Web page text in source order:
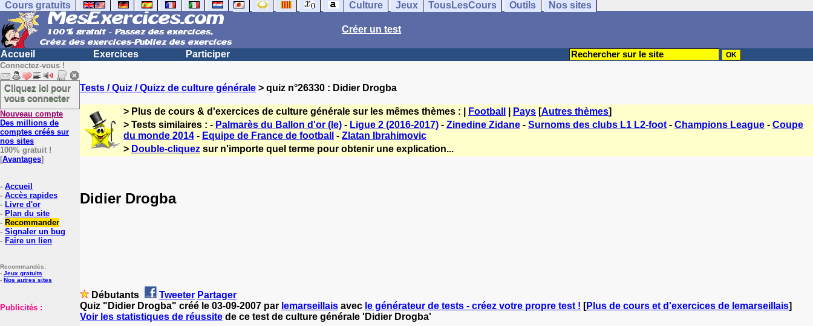
Cours gratuits Culture Jeux TousLesCours Outils Nos sites
Créer un test
Accueil Exercices Participer
Connectez-vous !
Cliquez ici pour
vous connecter
Nouveau compte
Des millions de
comptes créés sur
nos sites
100% gratuit !
[Avantages]
- Accueil
- Accès rapides
- Livre d'or
- Plan du site
- Recommander
- Signaler un bug
- Faire un lien
Recommandés:
- Jeux gratuits
- Nos autres sites
Publicités :
Tests / Quiz / Quizz de culture générale > quiz n°26330 : Didier Drogba
> Plus de cours & d'exercices de culture générale sur les mêmes thèmes : | Football Pays [Autres thèmes]
> Tests similaires : - Palmarès du Ballon d'or (le) - Ligue 2 (2016-2017) - Zinedine Zidane - Surnoms des clubs L1 L2-foot - Champions League - Coupe
du monde 2014 - Equipe de France de football - Zlatan Ibrahimovic
> Double-cliquez sur n'importe quel terme pour obtenir une explication...
Didier Drogba
Débutants Tweeter Partager
Quiz "Didier Drogba" créé le 03-09-2007 par lemarseillais avec le générateur de tests - créez votre propre test ! [Plus de cours et d'exercices de lemarseillais]
Voir les statistiques de réussite de ce test de culture générale 'Didier Drogba'